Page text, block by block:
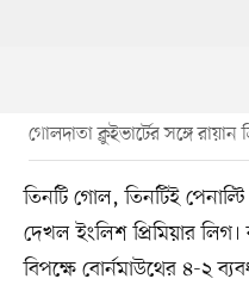
গোলদাতা ক্লুইভার্টের সঙ্গে রায়ান
তিনটি গোল, তিনটিই
দেখল ইংলিশ প্রিমিয়ার
বিপক্ষে বোর্নমাউথের ৪-২